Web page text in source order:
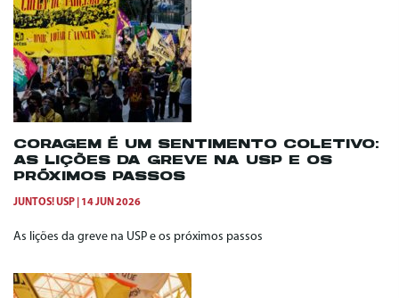
CORAGEM É UM SENTIMENTO COLETIVO:
AS LIÇÕES DA GREVE NA USP E OS
PRÓXIMOS PASSOS
JUNTOS! USP 14 JUN 2026
As lições da greve na USP e os próximos passos